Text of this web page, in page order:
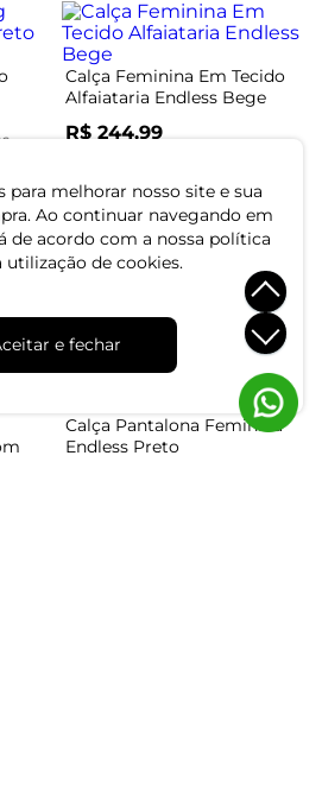
para melhorar nosso site e sua
Ao continuar navegando em
de acordo com a nossa política
utilização de cookies.
e fechar
Calça Feminina Em Tecido
Alfaiataria Endless Bege
R$ 244,99
-57%
Calça Feminina Legging
Ponto Roma Básica Endless
R$ 139,99 R$ 59,99
ou 2x de R$ 29,99 sem juros
Calça Pantalona Feminina
Endless Preto